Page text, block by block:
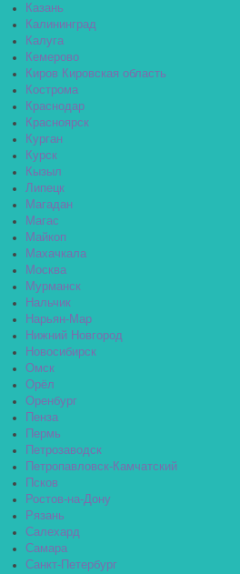
Казань
Калининград
Калуга
Кемерово
Киров Кировская область
Кострома
Краснодар
Красноярск
Курган
Курск
Кызыл
Липецк
Магадан
Магас
Майкоп
Махачкала
Москва
Мурманск
Нальчик
Нарьян-Мар
Нижний Новгород
Новосибирск
Омск
Орёл
Оренбург
Пенза
Пермь
Петрозаводск
Петропавловск-Камчатский
Псков
Ростов-на-Дону
Рязань
Салехард
Самара
Санкт-Петербург